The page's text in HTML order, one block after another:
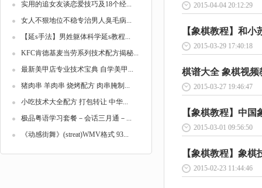
实用的追女友谈恋爱技巧及18个经...
女人不狠地位不稳专治男人臭毛病...
【延s手法】男姓躯体科学延s教程...
KFC肯德基麦当劳系列技术配方揭秘...
最新美甲店专业技术宝典 自学美甲...
猪肉串 羊肉串 烧烤配方 肉串腌制...
小吃技术大全配方 打包转让 中华...
极品粤语学习套餐－会话三月通－...
《动感街舞》(streat)WMV格式 93...
2015-04-04 20:12:29
【象棋教程】和小
2015-03-29 17:40:18
棋谱大全 象棋视频
2015-03-27 19:46:47
【象棋教程】中国
2015-03-01 09:56:50
【象棋教程】象棋
2015-02-23 11:44:46